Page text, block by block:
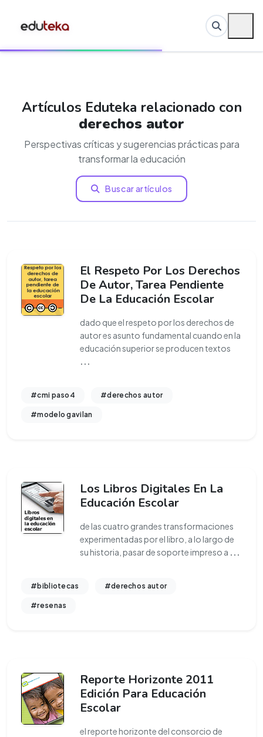
Artículos Eduteka relacionado con
derechos autor
Perspectivas críticas y sugerencias prácticas para
transformar la educación
Buscar artículos
El Respeto Por Los Derechos
De Autor, Tarea Pendiente
De La Educación Escolar
dado que el respeto por los derechos de
autor es asunto fundamental cuando en la
educación superior se producen textos
...
#cmi paso4 #derechos autor
#modelo gavilan
Los Libros Digitales En La
Educación Escolar
de las cuatro grandes transformaciones
experimentadas por el libro, a lo largo de
su historia, pasar de soporte impreso a ...
#bibliotecas #derechos autor
#resenas
Reporte Horizonte 2011
Edición Para Educación
Escolar
el reporte horizonte del consorcio de